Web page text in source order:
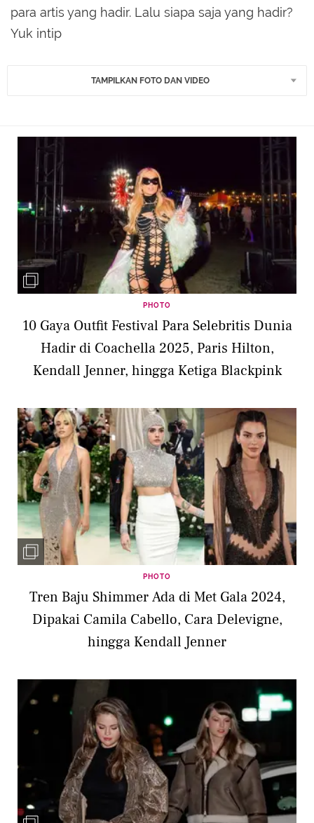
para artis yang hadir. Lalu siapa saja yang hadir?
Yuk intip
TAMPILKAN FOTO DAN VIDEO
PHOTO
10 Gaya Outfit Festival Para Selebritis Dunia
Hadir di Coachella 2025, Paris Hilton,
Kendall Jenner, hingga Ketiga Blackpink
PHOTO
Tren Baju Shimmer Ada di Met Gala 2024,
Dipakai Camila Cabello, Cara Delevigne,
hingga Kendall Jenner